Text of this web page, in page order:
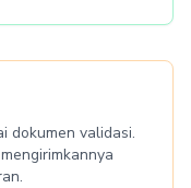
dokumen validasi.